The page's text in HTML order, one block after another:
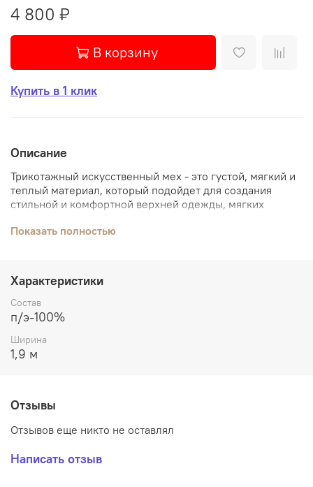
4 800 ₽
В корзину
Купить в 1 клик
Описание
Трикотажный искусственный мех - это густой, мягкий и
теплый материал, который подойдет для создания
стильной и комфортной верхней одежды, мягких
покрывал, чехлов.
Потрясающий насыщенный оранжевый цвет сделает
одежду и аксессуары из этого меха стильными и
незабываемыми, а ширина ткани 1,9 м позволит
использовать ее для пошива пледов и покрывал.
Показать полностью
Характеристики
Состав
п/э-100%
Ширина
1,9 м
Отзывы
Отзывов еще никто не оставлял
Написать отзыв